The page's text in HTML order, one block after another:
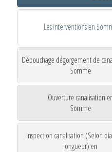
Les interventions en
Débouchage dégorgement de
Somme
Ouverture canalisation
Somme
Inspection canalisation (Selon
longueur) en